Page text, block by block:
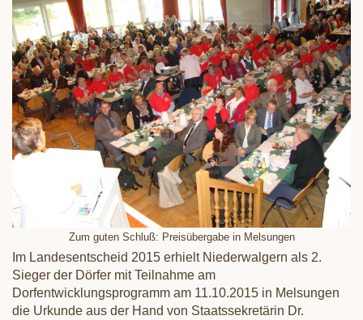
Zum guten Schluß: Preisübergabe in Melsungen
Im Landesentscheid 2015 erhielt Niederwalgern als 2.
Sieger der Dörfer mit Teilnahme am
Dorfentwicklungsprogramm am 11.10.2015 in Melsungen
die Urkunde aus der Hand von Staatssekretärin Dr.